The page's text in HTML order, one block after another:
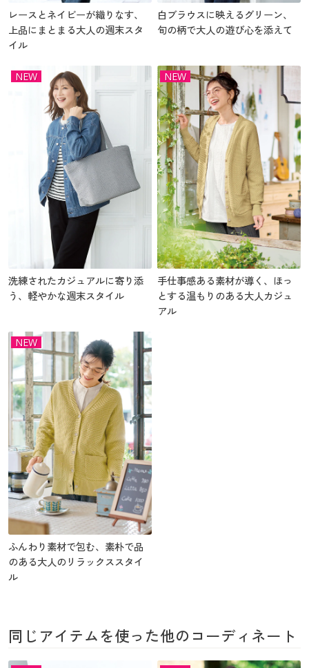
レースとネイビーが織りなす、
上品にまとまる大人の週末スタ
イル
白ブラウスに映えるグリーン、
旬の柄で大人の遊び心を添えて
NEW
洗練されたカジュアルに寄り添
う、軽やかな週末スタイル
NEW
手仕事感ある素材が導く、ほっ
とする温もりのある大人カジュ
アル
NEW
ふんわり素材で包む、素朴で品
のある大人のリラックススタイ
ル
同じアイテムを使った他のコーディネート